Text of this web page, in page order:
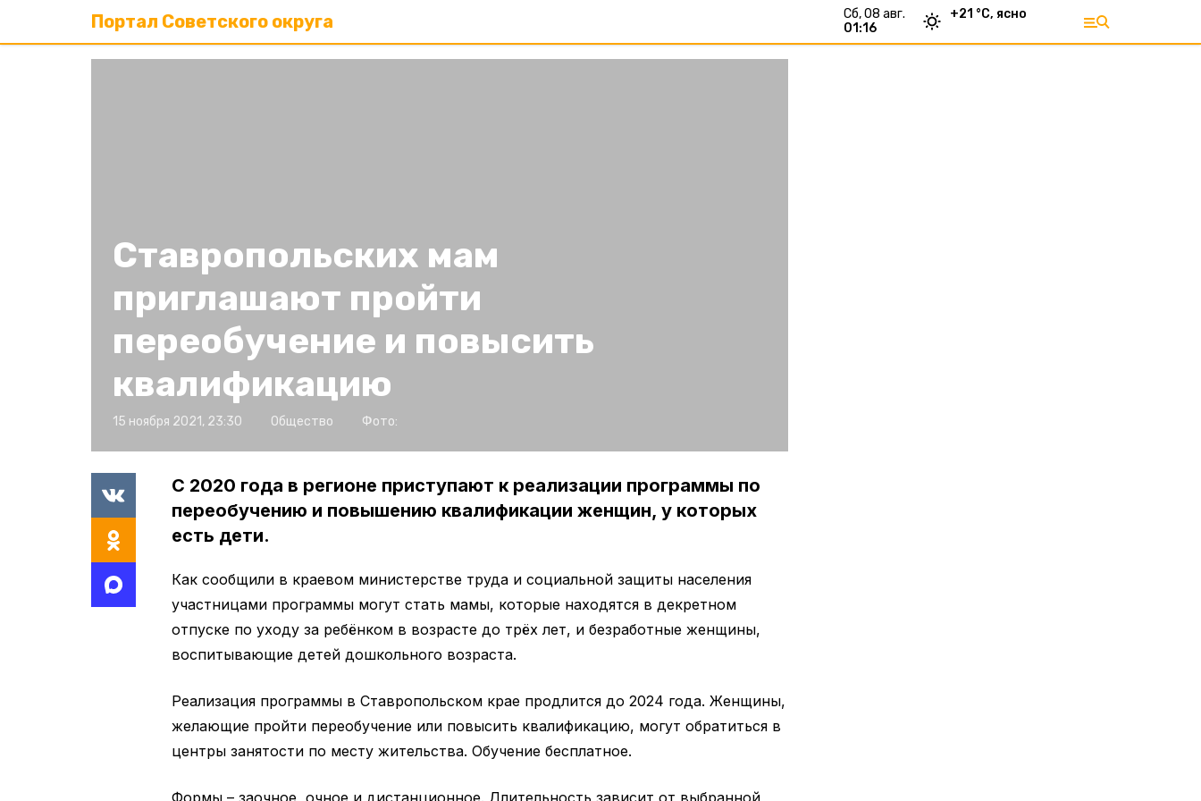
Портал Советского округа
сб, 08 авг.
01:16
+21 °С, ясно
Ставропольских мам
приглашают пройти
переобучение и повысить
квалификацию
15 ноября 2021, 23:30 Общество Фото:
С 2020 года в регионе приступают к реализации программы по
переобучению и повышению квалификации женщин, у которых
есть дети.
Как сообщили в краевом министерстве труда и социальной защиты населения
участницами программы могут стать мамы, которые находятся в декретном
отпуске по уходу за ребёнком в возрасте до трёх лет, и безработные женщины,
воспитывающие детей дошкольного возраста.
Реализация программы в Ставропольском крае продлится до 2024 года. Женщины,
желающие пройти переобучение или повысить квалификацию, могут обратиться в
центры занятости по месту жительства. Обучение бесплатное.
Формы – заочное, очное и дистанционное. Длительность зависит от выбранной